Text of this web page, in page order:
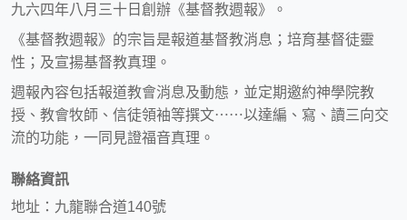
九六四年八月三十日創辦《基督教週報》。
《基督教週報》的宗旨是報道基督教消息；培育基督徒靈
性；及宣揚基督教真理。
週報內容包括報道教會消息及動態，並定期邀約神學院教
授、教會牧師、信徒領袖等撰文⋯⋯以達編、寫、讀三向交
流的功能，一同見證福音真理。
聯絡資訊
地址：九龍聯合道140號